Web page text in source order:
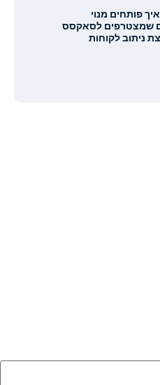
פותחים מנוי
שמצטרפים לסאקסס
ניתוב לקוחות